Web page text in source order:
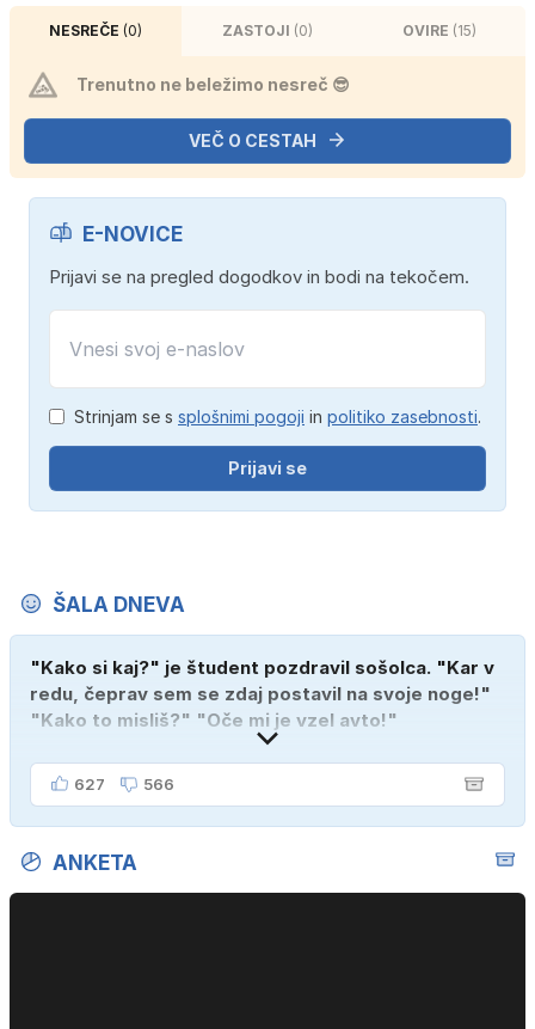
NESREČE (0) ZASTOJI (0) OVIRE (15)
Trenutno ne beležimo nesreč 😎
VEČ O CESTAH
E-NOVICE
Prijavi se na pregled dogodkov in bodi na tekočem.
Strinjam se s splošnimi pogoji in politiko zasebnosti.
Prijavi se
ŠALA DNEVA
"Kako si kaj?" je študent pozdravil sošolca. "Kar v
redu, čeprav sem se zdaj postavil na svoje noge!"
"Kako to misliš?" "Oče mi je vzel avto!"
627 566
ANKETA